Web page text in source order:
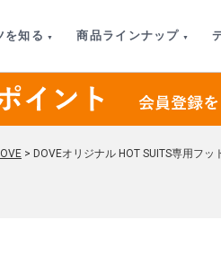
を知る 商品ラインナップ
> DOVEオリジナル HOT SUITS専用フ